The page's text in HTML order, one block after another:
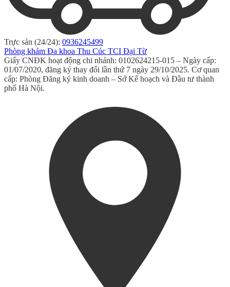
Trực sản (24/24): 0936245499
Phòng khám Đa khoa Thu Cúc TCI Đại Từ
Giấy CNĐK hoạt động chi nhánh: 0102624215-015 – Ngày cấp:
01/07/2020, đăng ký thay đổi lần thứ 7 ngày 29/10/2025. Cơ quan
cấp: Phòng Đăng ký kinh doanh – Sở Kế hoạch và Đầu tư thành
phố Hà Nội.